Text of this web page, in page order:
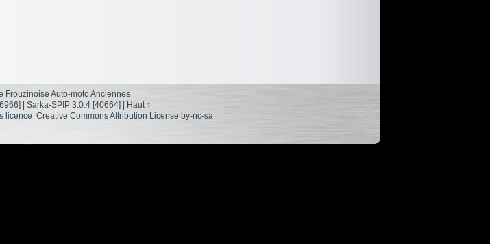
Frouzinoise Auto-moto Anciennes
Sarka-SPIP 3.0.4 [40664]
Haut ↑
licence Creative Commons Attribution License by-nc-sa